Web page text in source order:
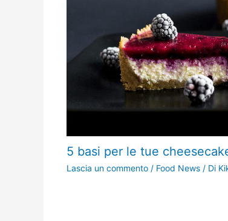
5 basi per le tue
Lascia un commento / Food News/ Di